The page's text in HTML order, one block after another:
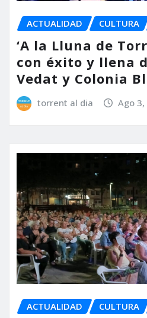
ACTUALIDAD CULTURA
‘A la Lluna de
con éxito y llena
Vedat y Colonia
torrent al dia Ago
ACTUALIDAD CULTURA